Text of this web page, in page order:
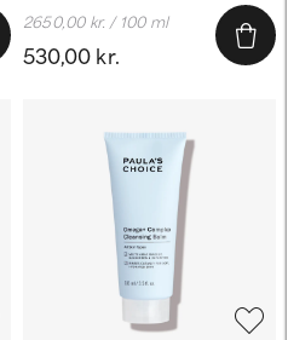
530,00 kr.
2650,00 kr. / 100 ml